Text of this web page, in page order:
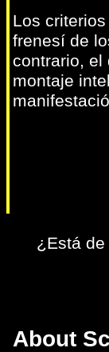
Los
frenesí de
contrario, el
montaje
¿Está
About